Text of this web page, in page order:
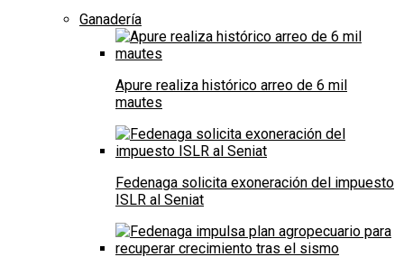
Ganadería
Apure realiza histórico arreo de 6 mil
mautes
Fedenaga solicita exoneración del impuesto
ISLR al Seniat